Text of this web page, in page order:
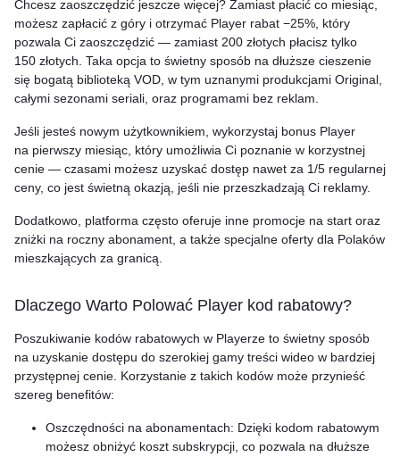
Chcesz zaoszczędzić jeszcze więcej? Zamiast płacić co miesiąc,
możesz zapłacić z góry i otrzymać Player rabat −25%, który
pozwala Ci zaoszczędzić — zamiast 200 złotych płacisz tylko
150 złotych. Taka opcja to świetny sposób na dłuższe cieszenie
się bogatą biblioteką VOD, w tym uznanymi produkcjami Original,
całymi sezonami seriali, oraz programami bez reklam.
Jeśli jesteś nowym użytkownikiem, wykorzystaj bonus Player
na pierwszy miesiąc, który umożliwia Ci poznanie w korzystnej
cenie — czasami możesz uzyskać dostęp nawet za 1/5 regularnej
ceny, co jest świetną okazją, jeśli nie przeszkadzają Ci reklamy.
Dodatkowo, platforma często oferuje inne promocje na start oraz
zniżki na roczny abonament, a także specjalne oferty dla Polaków
mieszkających za granicą.
Dlaczego Warto Polować Player kod rabatowy?
Poszukiwanie kodów rabatowych w Playerze to świetny sposób
na uzyskanie dostępu do szerokiej gamy treści wideo w bardziej
przystępnej cenie. Korzystanie z takich kodów może przynieść
szereg benefitów:
Oszczędności na abonamentach: Dzięki kodom rabatowym
możesz obniżyć koszt subskrypcji, co pozwala na dłuższe